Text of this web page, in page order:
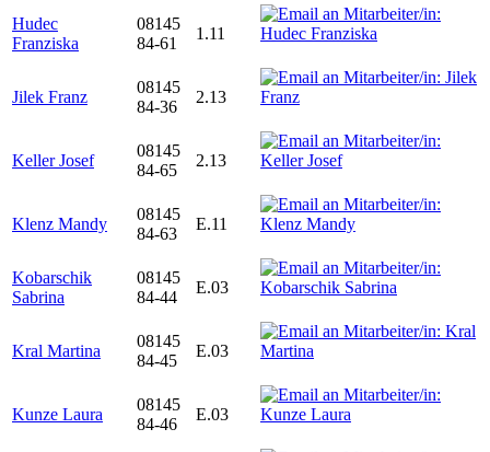
Hudec
Franziska
08145
84-61
1.11
Jilek Franz
08145
84-36
2.13
Keller Josef
08145
84-65
2.13
Klenz Mandy
08145
84-63
E.11
Kobarschik
Sabrina
08145
84-44
E.03
Kral Martina
08145
84-45
E.03
Kunze Laura
08145
84-46
E.03